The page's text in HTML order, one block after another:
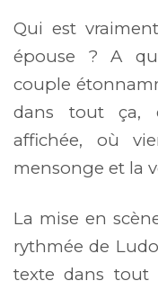
Qui est
épouse ? A
couple
dans tout ça,
affichée, où
mensonge et la
La mise en
rythmée de
texte dans tout